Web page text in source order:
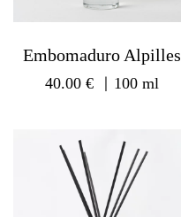
Embomaduro Alpilles
40.00€ ｜100 ml